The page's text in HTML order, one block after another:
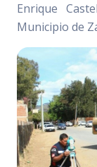
Enrique
Municipio de